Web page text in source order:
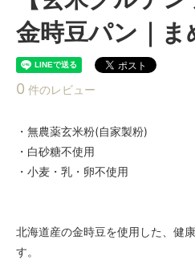
金時豆パン｜ま
0 件のレビュー
・無農薬玄米粉(自家製粉)
・白砂糖不使用
・小麦・乳・卵不使用
北海道産の金時豆を使用した、健
す。